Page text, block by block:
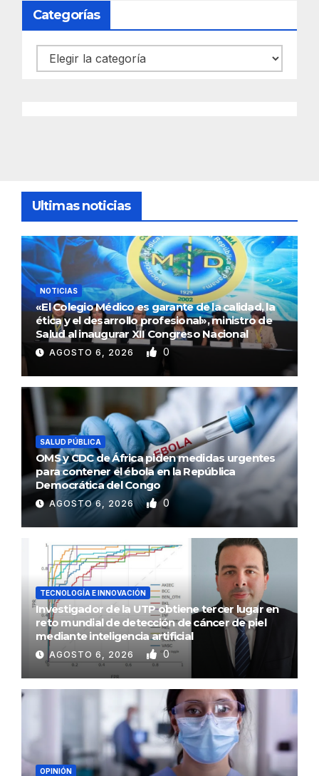
Categorías
Categorías
Ultimas noticias
NOTICIAS
«El Colegio Médico es garante de la calidad, la
ética y el desarrollo profesional», ministro de
Salud al inaugurar XII Congreso Nacional
AGOSTO 6, 2026 0
SALUD PÚBLICA
OMS y CDC de África piden medidas urgentes
para contener el ébola en la República
Democrática del Congo
AGOSTO 6, 2026 0
TECNOLOGÍA E INNOVACIÓN
Investigador de la UTP obtiene tercer lugar en
reto mundial de detección de cáncer de piel
mediante inteligencia artificial
AGOSTO 6, 2026 0
OPINIÓN